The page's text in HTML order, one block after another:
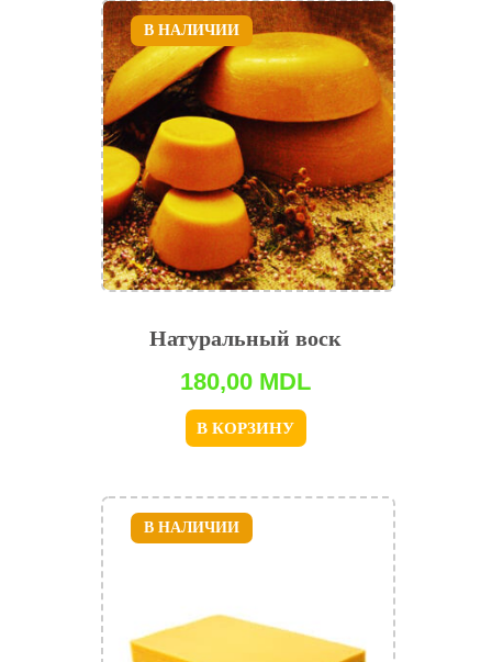
Натуральный воск
180,00 MDL
В КОРЗИНУ
В НАЛИЧИИ
В НАЛИЧИИ